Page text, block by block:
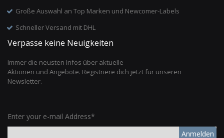
Große Auswahl an Top Marken und Newcomer-Labels
Schneller Versand mit DHL
Verpasse keine Neuigkeiten
Immer die neusten Infos über aktuelle
Aktionen und Angebote. Registriere dich jetzt für unseren
Newsletter.
Enter your e-mail Address*
Anmelden